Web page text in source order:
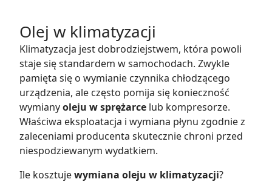
Olej w klimatyzacji
Klimatyzacja jest dobrodziejstwem, która powoli
staje się standardem w samochodach. Zwykle
pamięta się o wymianie czynnika chłodzącego
urządzenia, ale często pomija się konieczność
wymianyoleju w sprężarce lub kompresorze.
Właściwa eksploatacja i wymiana płynu zgodnie z
zaleceniami producenta skutecznie chroni przed
niespodziewanym wydatkiem.
Ile kosztujewymiana oleju w klimatyzacji?